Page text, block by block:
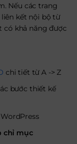
Nếu các trang
kết nội bộ từ
có khả năng được
chi tiết từ A -> Z
bước thiết kế
chỉ mục